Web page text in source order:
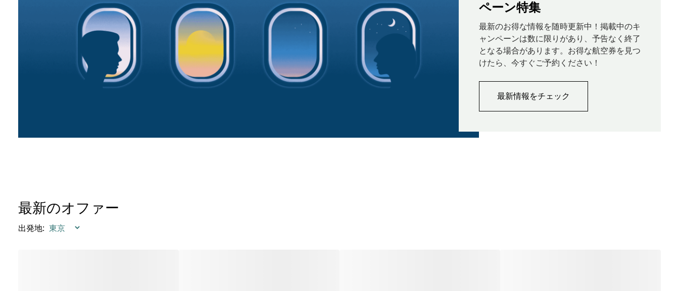
ペーン特集
最新のお得な情報を随時更新中！掲載中のキ
ャンペーンは数に限りがあり、予告なく終了
となる場合があります。お得な航空券を見つ
けたら、今すぐご予約ください！
最新情報をチェック
最新のオファー
出発地: